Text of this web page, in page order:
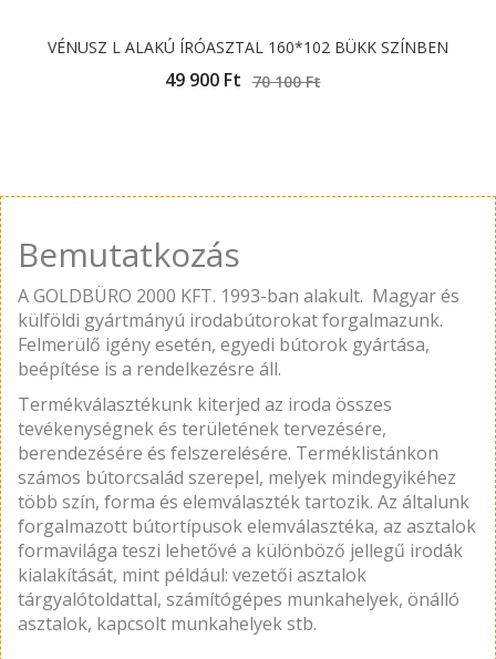
VÉNUSZ L ALAKÚ ÍRÓASZTAL 160*102 BÜKK SZÍNBEN
70 100Ft
49 900 Ft
Bemutatkozás
A GOLDBÜRO 2000 KFT. 1993-ban alakult. Magyar és
külföldi gyártmányú irodabútorokat forgalmazunk.
Felmerülő igény esetén, egyedi bútorok gyártása,
beépítése is a rendelkezésre áll.
Termékválasztékunk kiterjed az iroda összes
tevékenységnek és területének tervezésére,
berendezésére és felszerelésére. Terméklistánkon
számos bútorcsalád szerepel, melyek mindegyikéhez
több szín, forma és elemválaszték tartozik. Az általunk
forgalmazott bútortípusok elemválasztéka, az asztalok
formavilága teszi lehetővé a különböző jellegű irodák
kialakítását, mint például: vezetői asztalok
tárgyalótoldattal, számítógépes munkahelyek, önálló
asztalok, kapcsolt munkahelyek stb.